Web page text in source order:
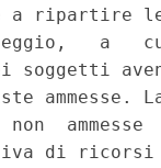
a ripartire
a
soggetti
ammesse.
di